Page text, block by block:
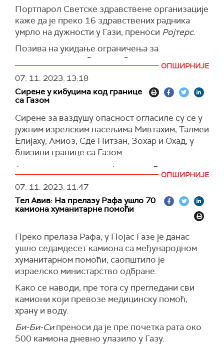
Портпарол Светске здравствене организације
каже да је преко 16 здравствених радника
умрло на дужности у Гази, преноси Ројтерс.
Позива на укидање ограничења за
медицинску помоћ, истичући да неки лекари
обављају операције, укључујући ампутације,
без анестезије.
(Ројтерс)
ОПШИРНИЈЕ
07. 11. 2023. 13:18
Сирене у кибуцима код границе
са Газом
Сирене за ваздушу опасност огласиле су се у
јужним изрелским насељима Мивтахим, Талмеи
Елијаху, Амиоз, Сде Нитзан, Зохар и Охад, у
близини границе са Газом.
Тренутно нема извештаја о повређенима или
(Taјмс оф Израел)
ОПШИРНИЈЕ
07. 11. 2023. 11:47
Тел Авив: На прелазу Рафа ушло 70
камиона хуманитарне помоћи
Преко прелаза Рафа, у Појас Газе је данас
ушло седамдесет камиона са међународном
хуманитарном помоћи, саопштило је
израелско министарство одбране.
Како се наводи, пре тога су прегледани сви
камиони који превозе медицинску помоћ,
храну и воду.
Би-Би-Сипреноси да је пре почетка рата око
500 камиона дневно улазило у Газу.